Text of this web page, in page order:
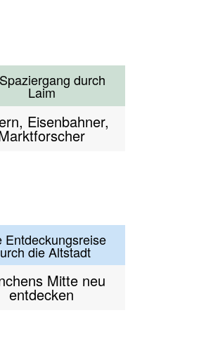
Entdeckungsreise
die Altstadt
Mitte neu
entdecken
typisch
München
in München